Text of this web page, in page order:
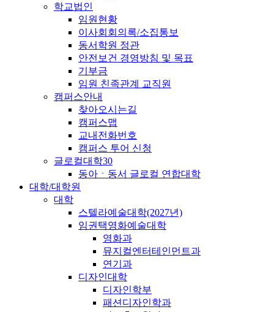
학교법인
임원현황
이사회회의록/소집통보
동서학원 정관
안전보건 경영방침 및 목표
기부금
임원 친족관계 교직원
캠퍼스안내
찾아오시는길
캠퍼스맵
교내전화번호
캠퍼스 투어 신청
글로컬대학30
동아ㆍ동서 글로컬 연합대학
대학/대학원
대학
스텔라예술대학(2027년)
임권택영화예술대학
영화과
뮤지컬엔터테인먼트과
연기과
디자인대학
디자인학부
패션디자인학과